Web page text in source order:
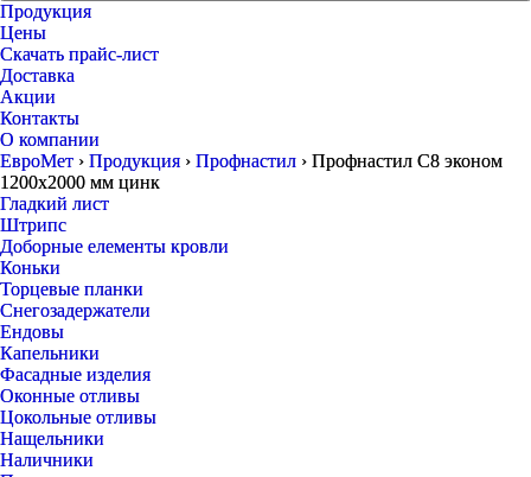
Продукция
Цены
Скачать прайс-лист
Доставка
Акции
Контакты
О компании
ЕвроМет › Продукция › Профнастил › Профнастил С8 эконом
1200х2000 мм цинк
Гладкий лист
Штрипс
Доборные елементы кровли
Коньки
Торцевые планки
Снегозадержатели
Ендовы
Капельники
Фасадные изделия
Оконные отливы
Цокольные отливы
Нащельники
Наличники